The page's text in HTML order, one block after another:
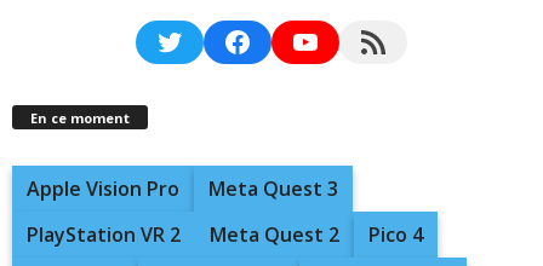
TwitterFacebookYouTubeRSS Feed
En ce moment
Apple Vision Pro
Meta Quest 3
PlayStation VR 2
Meta Quest 2
Pico 4